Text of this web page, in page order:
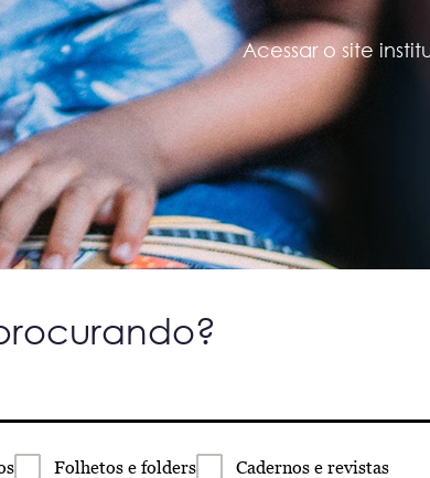
Acessar o site
Folhetos e folders Cadernos e revistas